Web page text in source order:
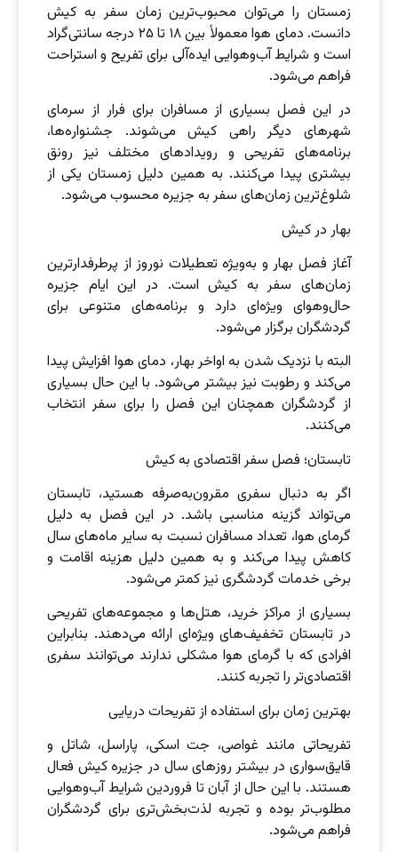
زمستان را می‌توان محبوب‌ترین زمان سفر به کیش
دانست. دمای هوا معمولاً بین ۱۸ تا ۲۵ درجه سانتی‌گراد
است و شرایط آب‌وهوایی ایده‌آلی برای تفریح و استراحت
فراهم می‌شود.
در این فصل بسیاری از مسافران برای فرار از سرمای
شهرهای دیگر راهی کیش می‌شوند. جشنواره‌ها،
برنامه‌های تفریحی و رویدادهای مختلف نیز رونق
بیشتری پیدا می‌کنند. به همین دلیل زمستان یکی از
شلوغ‌ترین زمان‌های سفر به جزیره محسوب می‌شود.
بهار در کیش
آغاز فصل بهار و به‌ویژه تعطیلات نوروز از پرطرفدارترین
زمان‌های سفر به کیش است. در این ایام جزیره
حال‌وهوای ویژه‌ای دارد و برنامه‌های متنوعی برای
گردشگران برگزار می‌شود.
البته با نزدیک شدن به اواخر بهار، دمای هوا افزایش پیدا
می‌کند و رطوبت نیز بیشتر می‌شود. با این حال بسیاری
از گردشگران همچنان این فصل را برای سفر انتخاب
می‌کنند.
تابستان؛ فصل سفر اقتصادی به کیش
اگر به دنبال سفری مقرون‌به‌صرفه هستید، تابستان
می‌تواند گزینه مناسبی باشد. در این فصل به دلیل
گرمای هوا، تعداد مسافران نسبت به سایر ماه‌های سال
کاهش پیدا می‌کند و به همین دلیل هزینه اقامت و
برخی خدمات گردشگری نیز کمتر می‌شود.
بسیاری از مراکز خرید، هتل‌ها و مجموعه‌های تفریحی
در تابستان تخفیف‌های ویژه‌ای ارائه می‌دهند. بنابراین
افرادی که با گرمای هوا مشکلی ندارند می‌توانند سفری
اقتصادی‌تر را تجربه کنند.
بهترین زمان برای استفاده از تفریحات دریایی
تفریحاتی مانند غواصی، جت اسکی، پاراسل، شاتل و
قایق‌سواری در بیشتر روزهای سال در جزیره کیش فعال
هستند. با این حال از آبان تا فروردین شرایط آب‌وهوایی
مطلوب‌تر بوده و تجربه لذت‌بخش‌تری برای گردشگران
فراهم می‌شود.